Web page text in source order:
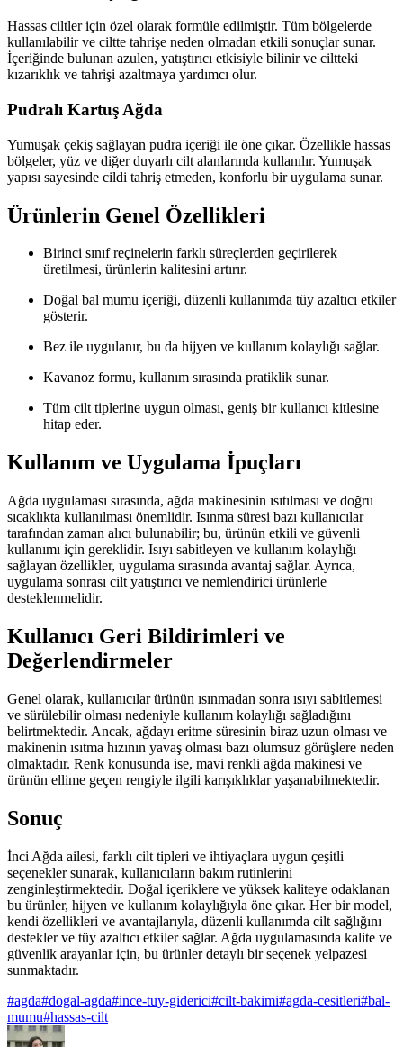
Hassas ciltler için özel olarak formüle edilmiştir. Tüm bölgelerde
kullanılabilir ve ciltte tahrişe neden olmadan etkili sonuçlar sunar.
İçeriğinde bulunan azulen, yatıştırıcı etkisiyle bilinir ve ciltteki
kızarıklık ve tahrişi azaltmaya yardımcı olur.
Pudralı Kartuş Ağda
Yumuşak çekiş sağlayan pudra içeriği ile öne çıkar. Özellikle hassas
bölgeler, yüz ve diğer duyarlı cilt alanlarında kullanılır. Yumuşak
yapısı sayesinde cildi tahriş etmeden, konforlu bir uygulama sunar.
Ürünlerin Genel Özellikleri
Birinci sınıf reçinelerin farklı süreçlerden geçirilerek
üretilmesi, ürünlerin kalitesini artırır.
Doğal bal mumu içeriği, düzenli kullanımda tüy azaltıcı etkiler
gösterir.
Bez ile uygulanır, bu da hijyen ve kullanım kolaylığı sağlar.
Kavanoz formu, kullanım sırasında pratiklik sunar.
Tüm cilt tiplerine uygun olması, geniş bir kullanıcı kitlesine
hitap eder.
Kullanım ve Uygulama İpuçları
Ağda uygulaması sırasında, ağda makinesinin ısıtılması ve doğru
sıcaklıkta kullanılması önemlidir. Isınma süresi bazı kullanıcılar
tarafından zaman alıcı bulunabilir; bu, ürünün etkili ve güvenli
kullanımı için gereklidir. Isıyı sabitleyen ve kullanım kolaylığı
sağlayan özellikler, uygulama sırasında avantaj sağlar. Ayrıca,
uygulama sonrası cilt yatıştırıcı ve nemlendirici ürünlerle
desteklenmelidir.
Kullanıcı Geri Bildirimleri ve
Değerlendirmeler
Genel olarak, kullanıcılar ürünün ısınmadan sonra ısıyı sabitlemesi
ve sürülebilir olması nedeniyle kullanım kolaylığı sağladığını
belirtmektedir. Ancak, ağdayı eritme süresinin biraz uzun olması ve
makinenin ısıtma hızının yavaş olması bazı olumsuz görüşlere neden
olmaktadır. Renk konusunda ise, mavi renkli ağda makinesi ve
ürünün ellime geçen rengiyle ilgili karışıklıklar yaşanabilmektedir.
Sonuç
İnci Ağda ailesi, farklı cilt tipleri ve ihtiyaçlara uygun çeşitli
seçenekler sunarak, kullanıcıların bakım rutinlerini
zenginleştirmektedir. Doğal içeriklere ve yüksek kaliteye odaklanan
bu ürünler, hijyen ve kullanım kolaylığıyla öne çıkar. Her bir model,
kendi özellikleri ve avantajlarıyla, düzenli kullanımda cilt sağlığını
destekler ve tüy azaltıcı etkiler sağlar. Ağda uygulamasında kalite ve
güvenlik arayanlar için, bu ürünler detaylı bir seçenek yelpazesi
sunmaktadır.
#agda#dogal-agda#ince-tuy-giderici#cilt-bakimi#agda-cesitleri#bal-
mumu#hassas-cilt